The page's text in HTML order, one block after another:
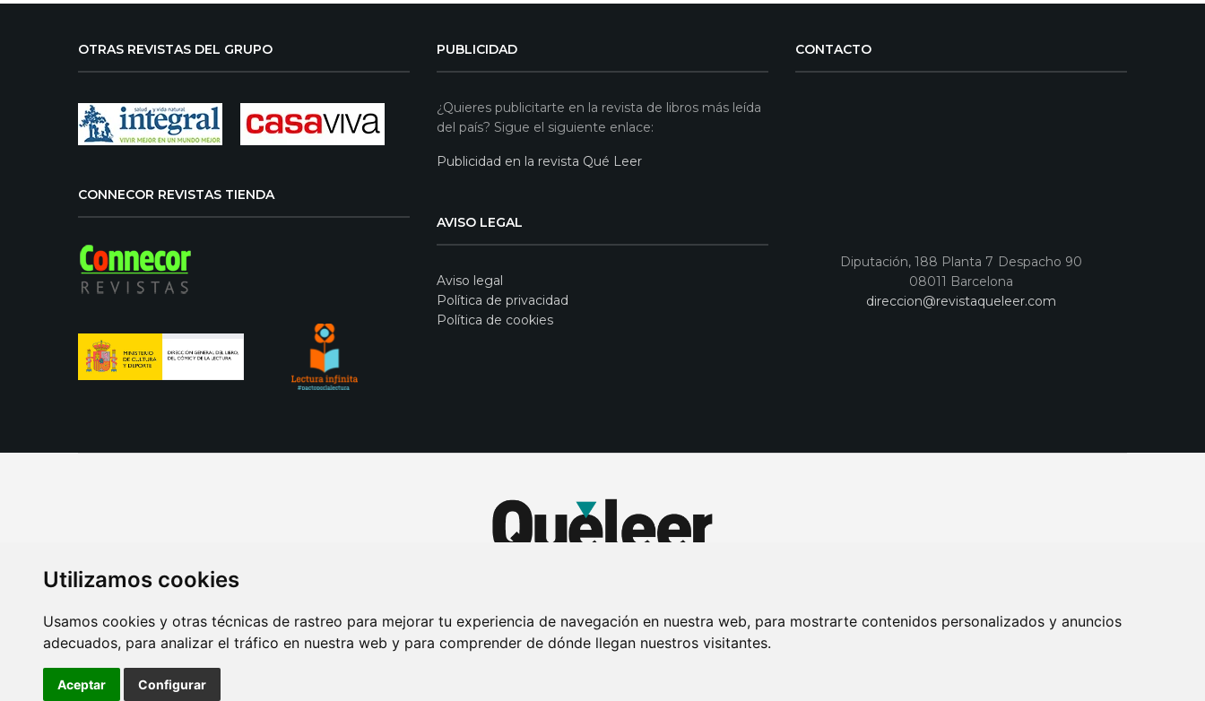
Utilizamos cookies
Usamos cookies y otras técnicas de rastreo para mejorar tu experiencia de navegación en nuestra web, para mostrarte contenidos personalizados y anuncios
adecuados, para analizar el tráfico en nuestra web y para comprender de dónde llegan nuestros visitantes.
Aceptar Configurar
OTRAS REVISTAS DEL GRUPO
CONNECOR REVISTAS TIENDA
PUBLICIDAD
¿Quieres publicitarte en la revista de libros más leída
del país? Sigue el siguiente enlace:
Publicidad en la revista Qué Leer
AVISO LEGAL
Aviso legal
Política de privacidad
Política de cookies
CONTACTO
Diputación, 188 Planta 7 Despacho 90
08011 Barcelona
direccion@revistaqueleer.com
AVISO LEGAL POLITICA DE COOKIES POLITICA DE PRIVACIDAD PUBLICIDAD EN LA REVISTA QUÉ LEER SORTEO-PREESTRENOS